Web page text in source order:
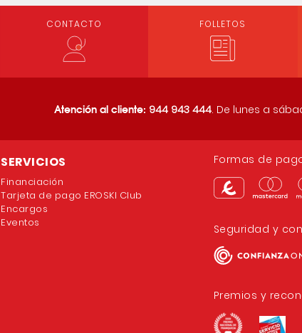
CONTACTO FOLLETOS
Atención al cliente: 944 943 444. De lunes a
SERVICIOS
Financiación
Tarjeta de pago EROSKI Club
Encargos
Eventos
Formas de
Seguridad y
Premios y